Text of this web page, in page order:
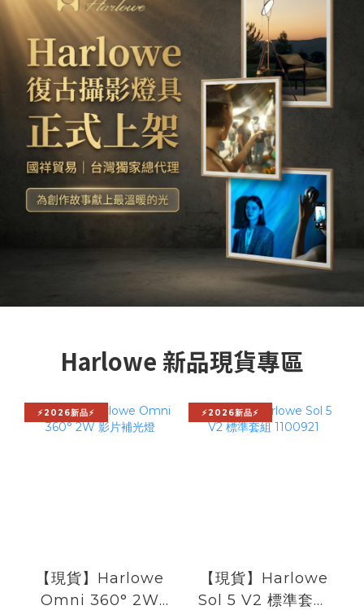
Harlowe 新品現貨專區
⚡2026新品⚡
【現貨】Harlowe
Omni 360° 2W
⚡2026新品⚡
【現貨】Harlowe
Sol 5 V2 標準套組